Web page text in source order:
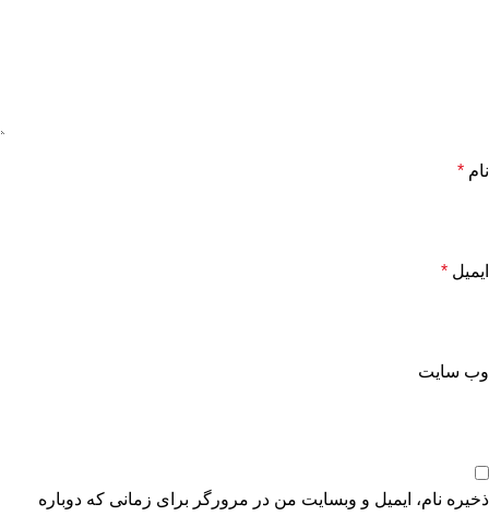
نام *
ایمیل *
وب‌ سایت
ذخیره نام، ایمیل و وبسایت من در مرورگر برای زمانی که دوباره